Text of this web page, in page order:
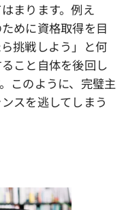
まります。例え
めに資格取得を目
挑戦しよう」と何
こと自体を後回し
このように、完璧主
スを逃してしまう